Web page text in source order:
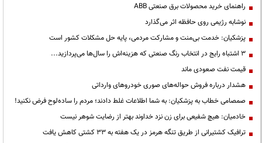
راهنمای خرید محصولات برق صنعتی ABB
نوشابه رژیمی روی حافظه اثر می‌گذارد
پزشکیان: خدمت بی‌منت و مشارکت مردمی، پایه حل مشکلات کشور است
3 اشتباه رایج در انتخاب رنگ صنعتی که هزینه‌اش را سال‌ها می‌پردازید...
قیمت نفت صعودی ماند
هشدار درباره فروش حواله‌های صوری خودروهای وارداتی
صمصامی خطاب به پزشکیان: به شما اطلاعات غلط دادند؛ مردم را ساده‌لوح فرض نکنید!
خادمیان: هیچ شفیعی برای زن نزد خداوند بهتر از رضایت شوهر نیست
ترافیک کشتیرانی از طریق تنگه هرمز در یک هفته به ۳۳ کشتی کاهش یافت